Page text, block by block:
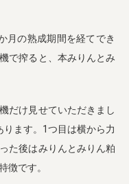
月の熟成期間を経てでき
で搾ると、本みりんとみ
だけ見せていただきまし
ます。1つ目は横から力
た後はみりんとみりん粕
徴です。